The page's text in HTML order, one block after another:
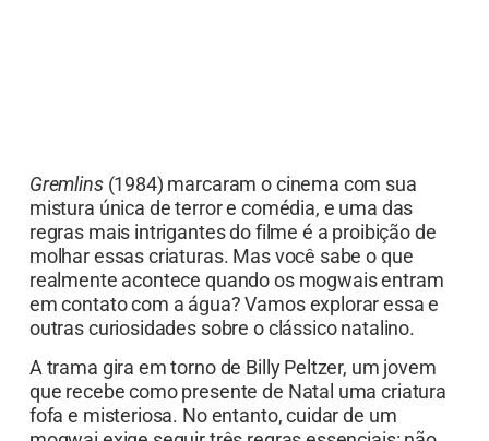
Gremlins(1984) marcaram o cinema com sua
mistura única de terror e comédia, e uma das
regras mais intrigantes do filme é a proibição de
molhar essas criaturas. Mas você sabe o que
realmente acontece quando os mogwais entram
em contato com a água? Vamos explorar essa e
outras curiosidades sobre o clássico natalino.
A trama gira em torno de Billy Peltzer, um jovem
que recebe como presente de Natal uma criatura
fofa e misteriosa. No entanto, cuidar de um